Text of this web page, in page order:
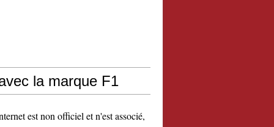
la marque F1
est non officiel et n'est associé,